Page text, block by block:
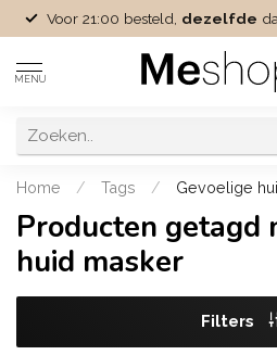
Voor 21:00 besteld, dezelfde
MENU
Home / Tags / Gevoelige
Producten getagd
huid masker
Filters